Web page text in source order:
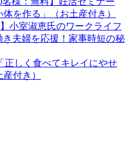
を作る」（お土産付き）
小室淑恵氏のワークライフ
夫婦を応援！家事時短の秘
正しく食べてキレイにやせ
付き）